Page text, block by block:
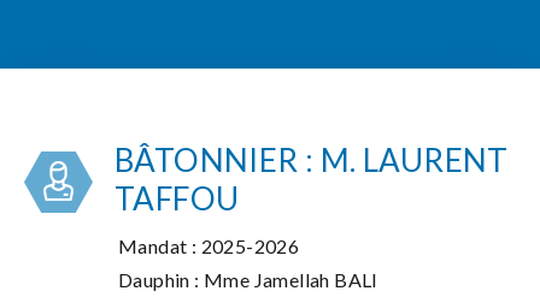
BÂTONNIER : M. LAURENT
TAFFOU
Mandat : 2025-2026
Dauphin : Mme Jamellah BALI